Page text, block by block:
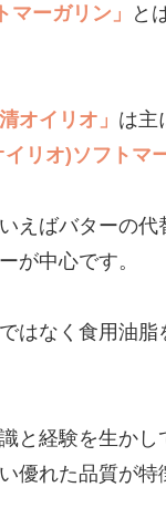
マーガリン」 と
清オイリオ」 は主
イリオ)ソフトマ
えばバターの
が中心です。
はなく食用油
と経験を生かし
優れた品質が特